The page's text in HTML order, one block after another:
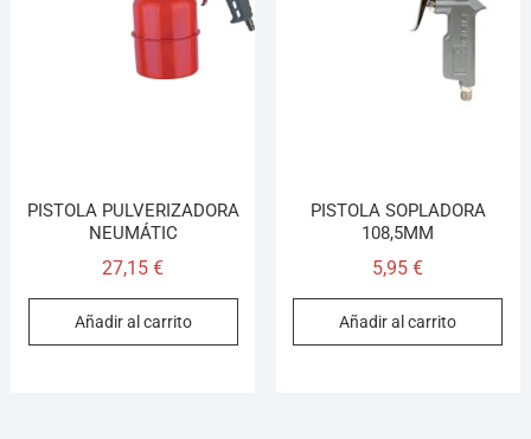
PISTOLA PULVERIZADORA
NEUMÁTIC
27,15€
Añadir al carrito
PISTOLA SOPLADORA
108,5MM
5,95€
Añadir al carrito